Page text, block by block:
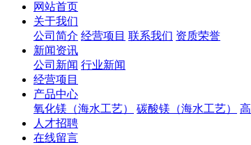
网站首页
关于我们
公司简介 经营项目 联系我们 资质荣誉
新闻资讯
公司新闻 行业新闻
经营项目
产品中心
氧化镁（海水工艺）
碳酸镁（海水工艺）
人才招聘
在线留言